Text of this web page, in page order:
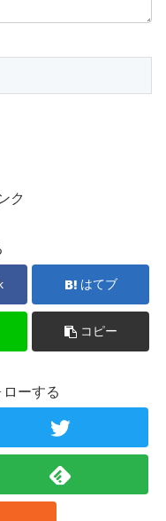
ク
はてブ
コピー
ーする